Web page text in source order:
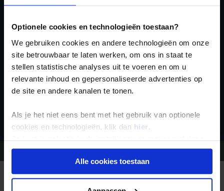
Optionele cookies en technologieën toestaan?
We gebruiken cookies en andere technologieën om onze
site betrouwbaar te laten werken, om ons in staat te
stellen statistische analyses uit te voeren en om u
relevante inhoud en gepersonaliseerde advertenties op
de site en andere kanalen te tonen.
Als je het niet eens bent met het gebruik van optionele
cookies en technologieën, klik dan hier .
Je kunt je selectie in de instellingen aanpassen of deze
onder aan de pagina op elk gewenst moment voor de
toekomst wijzigen.Alle cookies toestaan
nieuwsbrief
Vragen?Bel 09-234 13 11
REIZEN MET KONING AAP
Waarom Koning Aap?